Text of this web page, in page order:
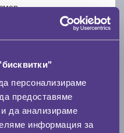
персонализираме
предоставяме
да анализираме
информация за